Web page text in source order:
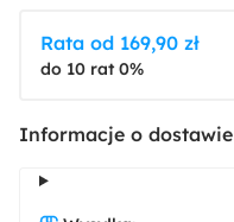
Rata od 169,90 zł
do 10 rat 0%
Informacje o dostawie